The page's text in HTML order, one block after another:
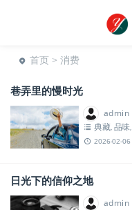
首页 > 消费
巷弄里的慢时光
admin
典藏, 品味,
2026-02-06
日光下的信仰之地
admin